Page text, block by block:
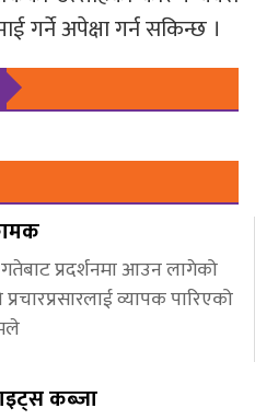
अपेक्षा गर्न सकिन्छ ।
प्रदर्शनमा आउन लागेको
व्यापक पारिएको
कब्जा